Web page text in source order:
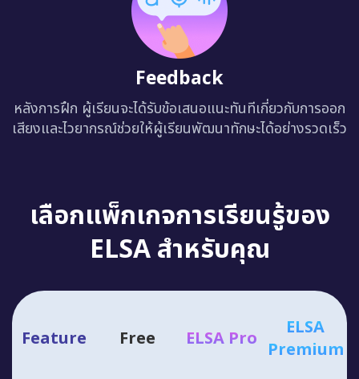
Feedback
หลังการฝึก ผู้เรียนจะได้รับข้อเสนอแนะทันทีเกี่ยวกับการออก
เสียงและไวยากรณ์ช่วยให้ผู้เรียนพัฒนาทักษะได้อย่างรวดเร็ว
เลือกแพ็กเกจการเรียนรู้ของ
ELSA สำหรับคุณ
Feature Free ELSA Pro
ELSA
Premium